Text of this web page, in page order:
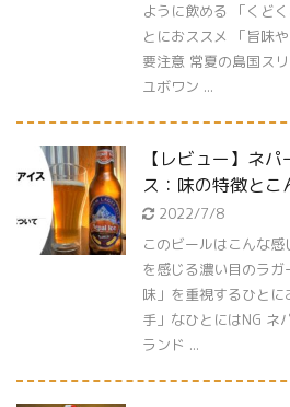
ように飲める 「くど
とにおススメ 「旨味
要注意 常夏の島国ス
ユボワン ...
【レビュー】ネ
ス：味の特徴とこ
2022/7/8
このビールはこんな
を感じる濃い目のラ
味」を重視するひと
手」なひとにはNG ネ
ランド ...